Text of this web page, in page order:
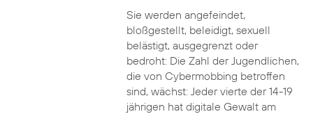
Sie werden angefeindet,
bloßgestellt, beleidigt, sexuell
belästigt, ausgegrenzt oder
bedroht: Die Zahl der Jugendlichen,
die von Cybermobbing betroffen
sind, wächst: Jeder vierte der 14-19
jährigen hat digitale Gewalt am